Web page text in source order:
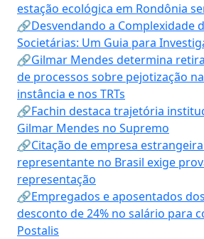
estação ecológica em Rondônia
🔗Desvendando a Complexidade
Societárias: Um Guia para
🔗Gilmar Mendes determina
de processos sobre pejotização
instância e nos TRTs
🔗Fachin destaca trajetória
Gilmar Mendes no Supremo
🔗Citação de empresa
representante no Brasil exige
representação
🔗Empregados e aposentados
desconto de 24% no salário para
Postalis